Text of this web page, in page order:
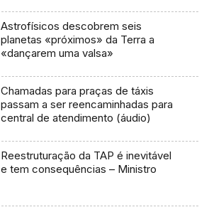
Astrofísicos descobrem seis
planetas «próximos» da Terra a
«dançarem uma valsa»
Chamadas para praças de táxis
passam a ser reencaminhadas para
central de atendimento (áudio)
Reestruturação da TAP é inevitável
e tem consequências – Ministro